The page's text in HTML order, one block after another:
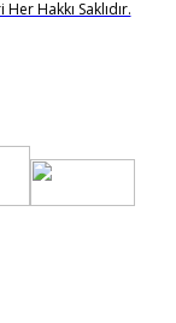
Hakkı Saklıdır.